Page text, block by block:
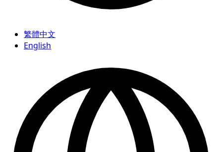
繁體中文
English